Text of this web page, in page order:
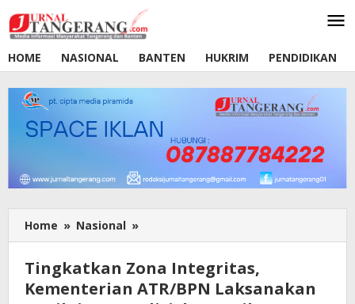
ke
konten
HOME
NASIONAL BANTEN HUKRIM PENDIDIKAN
Home » Nasional »
Zona
Kementerian
ATR/BPN
Tingkatkan Zona Integritas,
Kementerian ATR/BPN Laksanakan